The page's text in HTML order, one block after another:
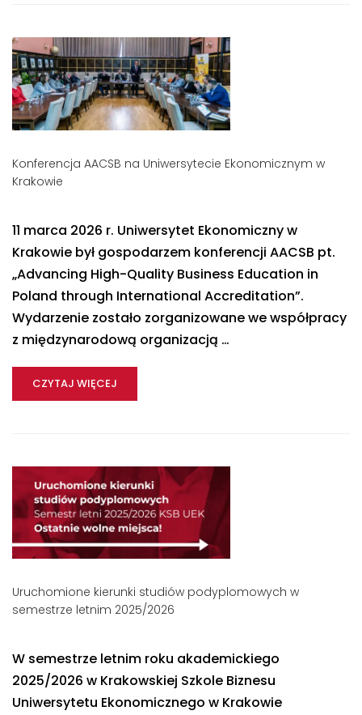
Konferencja AACSB na Uniwersytecie Ekonomicznym w
Krakowie
11 marca 2026 r. Uniwersytet Ekonomiczny w
Krakowie był gospodarzem konferencji AACSB pt.
„Advancing High-Quality Business Education in
Poland through International Accreditation”.
Wydarzenie zostało zorganizowane we współpracy
z międzynarodową organizacją …
CZYTAJ WIĘCEJ
Uruchomione kierunki studiów podyplomowych w
semestrze letnim 2025/2026
W semestrze letnim roku akademickiego
2025/2026 w Krakowskiej Szkole Biznesu
Uniwersytetu Ekonomicznego w Krakowie